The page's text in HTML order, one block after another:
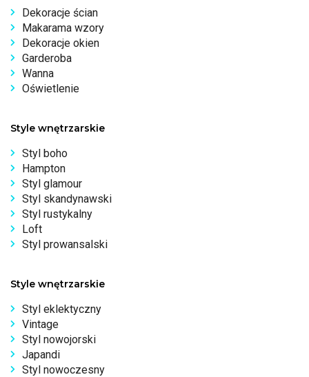
Dekoracje ścian
Makarama wzory
Dekoracje okien
Garderoba
Wanna
Oświetlenie
Style wnętrzarskie
Styl boho
Hampton
Styl glamour
Styl skandynawski
Styl rustykalny
Loft
Styl prowansalski
Style wnętrzarskie
Styl eklektyczny
Vintage
Styl nowojorski
Japandi
Styl nowoczesny